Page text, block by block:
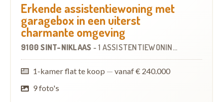
Erkende assistentiewoning met
garagebox in een uiterst
charmante omgeving
9100 SINT-NIKLAAS - 1 ASSISTENTIEWONING
1-kamer flat te koop — vanaf € 240.000
9 foto's